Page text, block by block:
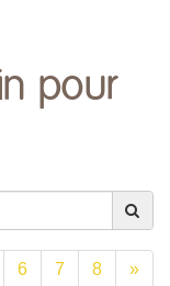
pour
6 7 8 »